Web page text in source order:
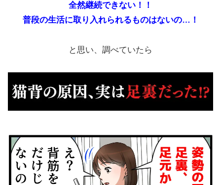
全然継続できない！！
普段の生活に取り入れられるものはないの…！
と思い、調べていたら